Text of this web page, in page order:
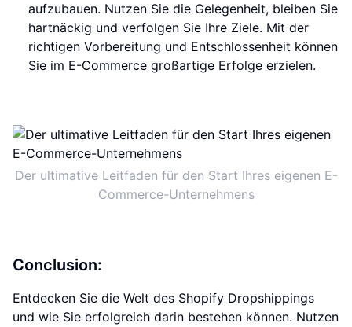
aufzubauen. Nutzen Sie die Gelegenheit, bleiben Sie
hartnäckig und verfolgen Sie Ihre Ziele. Mit der
richtigen Vorbereitung und Entschlossenheit können
Sie im E-Commerce großartige Erfolge erzielen.
Der ultimative Leitfaden für den Start Ihres eigenen E-
Commerce-Unternehmens
Conclusion:
Entdecken Sie die Welt des Shopify Dropshippings
und wie Sie erfolgreich darin bestehen können. Nutzen